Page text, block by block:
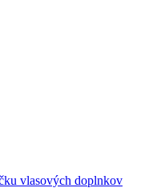
vlasových doplnkov